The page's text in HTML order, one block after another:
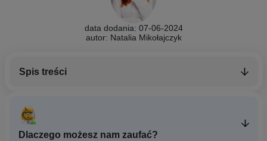
data dodania: 07-06-2024
autor: Natalia Mikołajczyk
Spis treści
Dlaczego możesz nam zaufać?